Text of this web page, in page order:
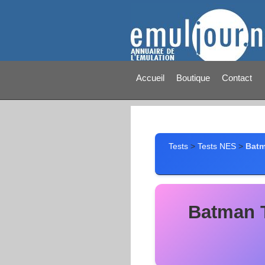
Accueil Boutique Contact
Tests >Tests NES >
Batman